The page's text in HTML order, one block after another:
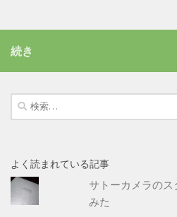
続き
検
索:
よく読まれている記事
サトーカメラの
みた